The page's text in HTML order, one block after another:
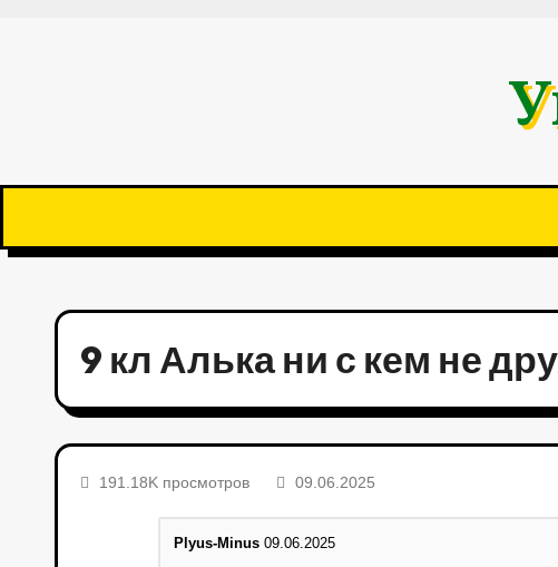
9 кл Алька ни с кем не
191.18K просмотров 09.06.2025
Plyus-Minus 09.06.2025